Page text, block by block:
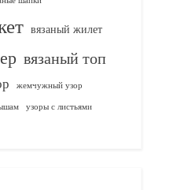
вязаный жилет
вязаный топ
жемчужный узор
узоры с листьями